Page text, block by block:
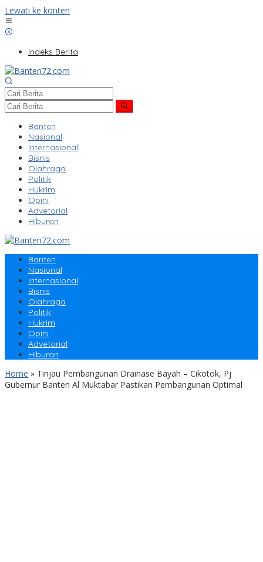
Lewati ke konten
Indeks Berita
Banten
Nasional
Internasional
Bisnis
Olahraga
Politik
Hukrim
Opini
Advetorial
Hiburan
Banten
Nasional
Internasional
Bisnis
Olahraga
Politik
Hukrim
Opini
Advetorial
Hiburan
Home » Tinjau Pembangunan Drainase Bayah – Cikotok, Pj
Gubernur Banten Al Muktabar Pastikan Pembangunan Optimal